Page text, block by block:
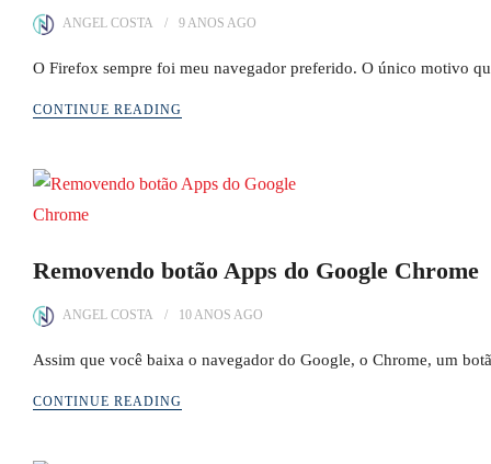
ANGEL COSTA 9 ANOS AGO
O Firefox sempre foi meu navegador preferido. O único motivo
CONTINUE READING
Removendo botão Apps do Google Chrome
ANGEL COSTA 10 ANOS AGO
Assim que você baixa o navegador do Google, o Chrome, um
CONTINUE READING